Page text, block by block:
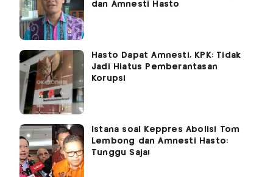
dan Amnesti Hasto
Hasto Dapat Amnesti, KPK: Tidak
Jadi Hiatus Pemberantasan
Korupsi
Istana soal Keppres Abolisi Tom
Lembong dan Amnesti Hasto:
Tunggu Saja!